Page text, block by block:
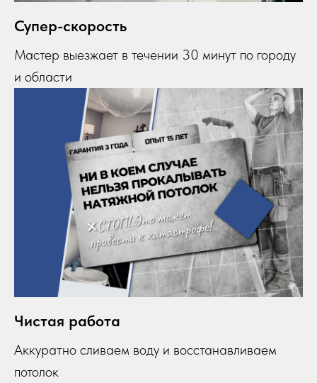
Супер-скорость
Мастер выезжает в течении 30 минут по городу
и области
Чистая работа
Аккуратно сливаем воду и восстанавливаем
потолок